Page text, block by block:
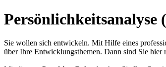
Persönlichkeitsanalyse
Sie wollen sich entwickeln. Mit Hilfe eines
über Ihre Entwicklungsthemen. Dann sind Sie hier